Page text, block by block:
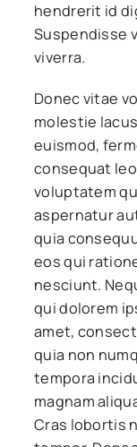
hendrerit id
Suspendisse
viverra.
Donec vitae
molestie
euismod,
consequat
voluptatem
aspernatur
quia
eos qui
nesciunt.
qui dolorem
amet,
quia non
tempora
magnam
Cras lobortis